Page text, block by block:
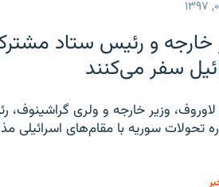
خارجه و رئیس‌ ستاد
سفر می‌کنند
وزیر خارجه و ولری
تحولات سوریه با مقام‌های اسرائیلی